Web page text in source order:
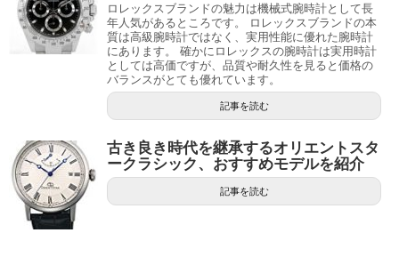
ロレックスブランドの魅力は機械式腕時計として長
年人気があるところです。 ロレックスブランドの本
質は高級腕時計ではなく、実用性能に優れた腕時計
にあります。 確かにロレックスの腕時計は実用時計
としては高価ですが、品質や耐久性を見ると価格の
バランスがとても優れています。
記事を読む
古き良き時代を継承するオリエントスタ
ークラシック、おすすめモデルを紹介
記事を読む